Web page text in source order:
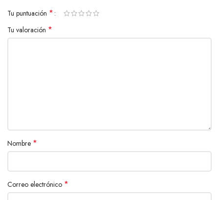
Tu puntuación *
Tu valoración *
Nombre *
Correo electrónico *